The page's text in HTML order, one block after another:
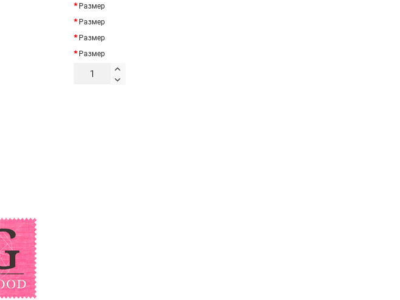
Размер
Размер
Размер
Размер